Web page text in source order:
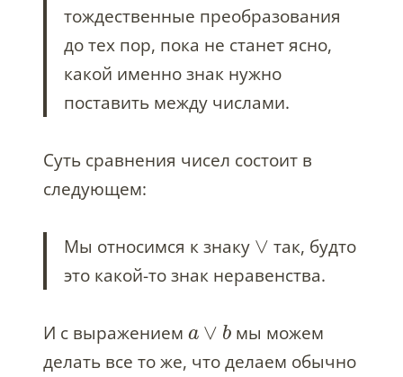
тождественные преобразования
до тех пор, пока не станет ясно,
какой именно знак нужно
поставить между числами.
Суть сравнения чисел состоит в
следующем:
Мы относимся к знаку ∨ так, будто
это какой-то знак неравенства.
И с выражением a ∨ b мы можем
делать все то же, что делаем обычно